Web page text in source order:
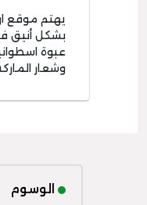
يهتم موقع
بشكل أنيق
عبوة
وشعار
الوسوم